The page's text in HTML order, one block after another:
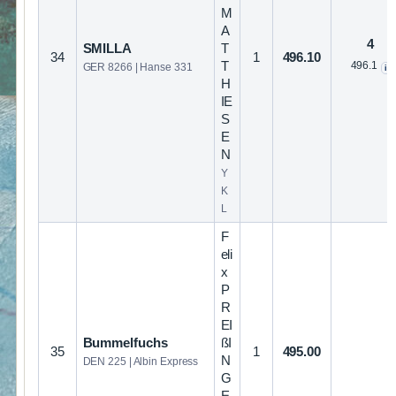
34
SMILLA
GER 8266 | Hanse 331
M
A
T
T
H
IE
S
E
N
Y
K
L
1 496.10
4
496.1 i
35
Bummelfuchs
DEN 225 | Albin Express
F
eli
x
P
R
EI
ßI
N
G
1 495.00